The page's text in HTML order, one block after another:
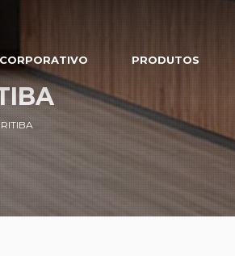
CORPORATIVO PRODUTOS